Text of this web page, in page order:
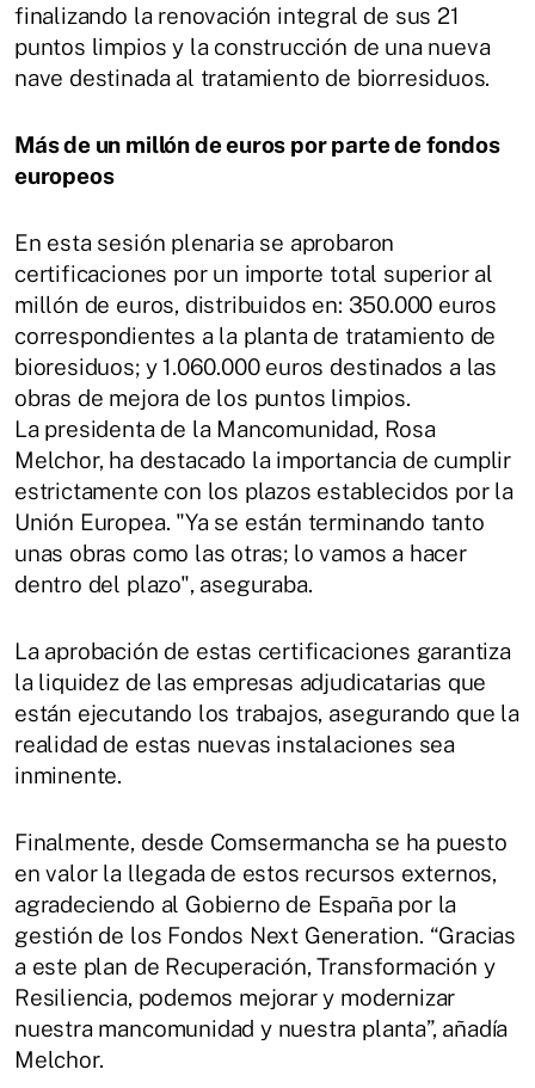
finalizando la renovación integral de sus 21
puntos limpios y la construcción de una nueva
nave destinada al tratamiento de biorresiduos.
Más de un millón de euros por parte de fondos
europeos
En esta sesión plenaria se aprobaron
certificaciones por un importe total superior al
millón de euros, distribuidos en: 350.000 euros
correspondientes a la planta de tratamiento de
bioresiduos; y 1.060.000 euros destinados a las
obras de mejora de los puntos limpios.
La presidenta de la Mancomunidad, Rosa
Melchor, ha destacado la importancia de cumplir
estrictamente con los plazos establecidos por la
Unión Europea. "Ya se están terminando tanto
unas obras como las otras; lo vamos a hacer
dentro del plazo", aseguraba.
La aprobación de estas certificaciones garantiza
la liquidez de las empresas adjudicatarias que
están ejecutando los trabajos, asegurando que la
realidad de estas nuevas instalaciones sea
inminente.
Finalmente, desde Comsermancha se ha puesto
en valor la llegada de estos recursos externos,
agradeciendo al Gobierno de España por la
gestión de los Fondos Next Generation. “Gracias
a este plan de Recuperación, Transformación y
Resiliencia, podemos mejorar y modernizar
nuestra mancomunidad y nuestra planta”, añadía
Melchor.